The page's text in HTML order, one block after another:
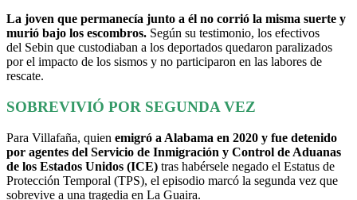
La joven que permanecía junto a él no corrió la misma suerte y
murió bajo los escombros. Según su testimonio, los efectivos
del Sebin que custodiaban a los deportados quedaron paralizados
por el impacto de los sismos y no participaron en las labores de
rescate.
SOBREVIVIÓ POR SEGUNDA VEZ
Para Villafaña, quien emigró a Alabama en 2020 y fue detenido
por agentes del Servicio de Inmigración y Control de Aduanas
de los Estados Unidos (ICE) tras habérsele negado el Estatus de
Protección Temporal (TPS), el episodio marcó la segunda vez que
sobrevive a una tragedia en La Guaira.